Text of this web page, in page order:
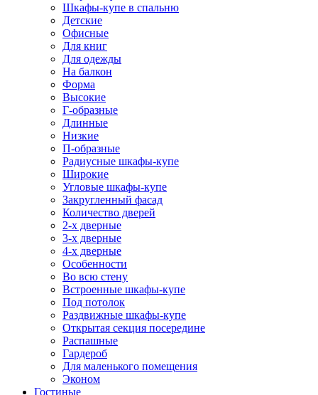
Шкафы-купе в спальню
Детские
Офисные
Для книг
Для одежды
На балкон
Форма
Высокие
Г-образные
Длинные
Низкие
П-образные
Радиусные шкафы-купе
Широкие
Угловые шкафы-купе
Закругленный фасад
Количество дверей
2-х дверные
3-х дверные
4-х дверные
Особенности
Во всю стену
Встроенные шкафы-купе
Под потолок
Раздвижные шкафы-купе
Открытая секция посередине
Распашные
Гардероб
Для маленького помещения
Эконом
Гостиные